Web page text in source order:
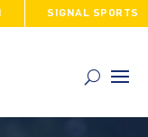
SIGNAL SPORTS